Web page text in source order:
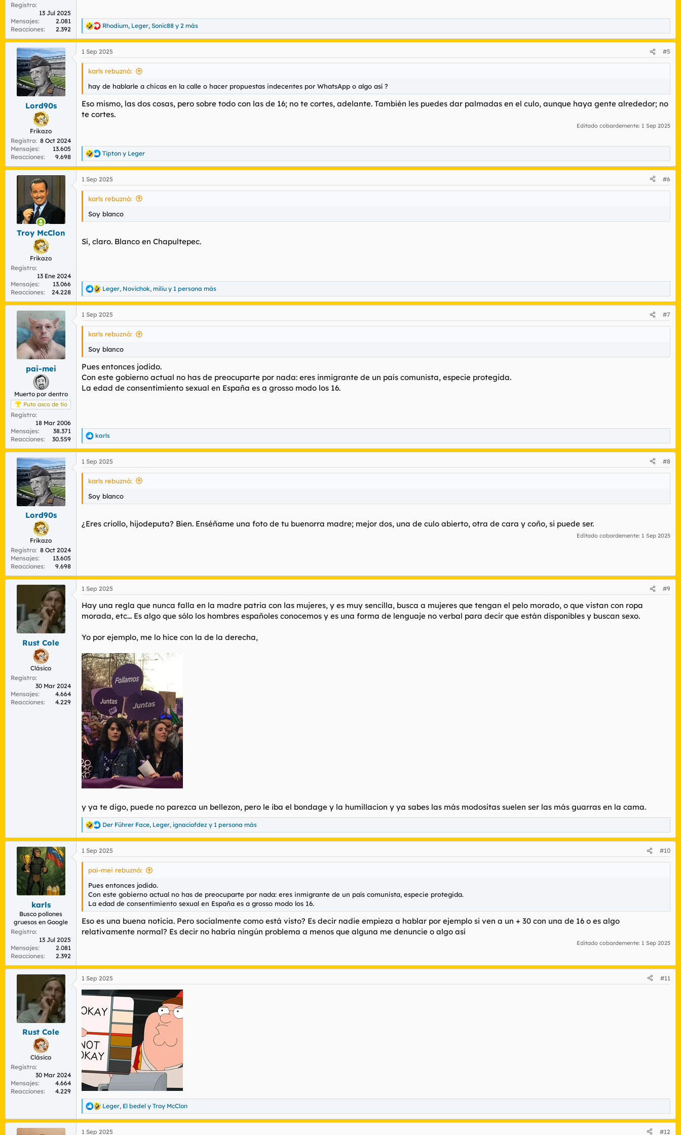
Registro
13 Jul 2025
Mensajes
2.081
Reacciones
2.392
R
e
a
c
c
e
s
Rhodium, Leger, Sonic88 y 2 más
Lord90s
Frikazo
Registro 8 Oct 2024
Mensajes
13.605
Reacciones
9.698
1 Sep 2025 #5
karls rebuznó:
hay de hablarle a chicas en la calle o hacer propuestas indecentes por WhatsApp o algo así ?
Eso mismo, las dos cosas, pero sobre todo con las de 16; no te cortes, adelante. También les puedes dar palmadas en el culo, aunque haya gente alrededor; no
te cortes.
Editado cobardemente: 1 Sep 2025
R
e
a
c
c
e
:
Tipton y Leger
Troy McClon
Frikazo
Registro
13 Ene 2024
Mensajes
13.066
Reacciones
24.228
1 Sep 2025 #6
karls rebuznó:
Soy blanco
Sí, claro. Blanco en Chapultepec.
R
e
a
c
c
e
s
:
Leger, Novichok, miliu y 1 persona más
pai-mei
Muerto por dentro
Puto asco de tío
Registro
18 Mar 2006
Mensajes
38.371
Reacciones
30.559
1 Sep 2025 #7
karls rebuznó:
Soy blanco
Pues entonces jodido.
Con este gobierno actual no has de preocuparte por nada: eres inmigrante de un país comunista, especie protegida.
La edad de consentimiento sexual en España es a grosso modo los 16.
R
e
a
c
c
e
:
karls
Lord90s
Frikazo
Registro 8 Oct 2024
Mensajes
13.605
Reacciones
9.698
1 Sep 2025 #8
karls rebuznó:
Soy blanco
¿Eres criollo, hijodeputa? Bien. Enséñame una foto de tu buenorra madre; mejor dos, una de culo abierto, otra de cara y coño, si puede ser.
Editado cobardemente: 1 Sep 2025
Rust Cole
Clásico
Registro
30 Mar 2024
Mensajes
4.664
Reacciones
4.229
1 Sep 2025 #9
Hay una regla que nunca falla en la madre patria con las mujeres, y es muy sencilla, busca a mujeres que tengan el pelo morado, o que vistan con ropa
morada, etc... Es algo que sólo los hombres españoles conocemos y es una forma de lenguaje no verbal para decir que están disponibles y buscan sexo.
Yo por ejemplo, me lo hice con la de la derecha,
y ya te digo, puede no parezca un bellezon, pero le iba el bondage y la humillacion y ya sabes las más modositas suelen ser las más guarras en la cama.
R
e
a
c
c
e
Der Führer Face, Leger, ignaciofdez y 1 persona más
karls
Busco pollones
gruesos en Google
Registro
13 Jul 2025
Mensajes
2.081
Reacciones
2.392
1 Sep 2025 #10
pai-mei rebuznó:
Pues entonces jodido.
Con este gobierno actual no has de preocuparte por nada: eres inmigrante de un país comunista, especie protegida.
La edad de consentimiento sexual en España es a grosso modo los 16.
Eso es una buena noticia. Pero socialmente como está visto? Es decir nadie empieza a hablar por ejemplo si ven a un + 30 con una de 16 o es algo
relativamente normal? Es decir no habría ningún problema a menos que alguna me denuncie o algo así
Editado cobardemente: 1 Sep 2025
Rust Cole
Clásico
Registro
30 Mar 2024
Mensajes
4.664
Reacciones
4.229
1 Sep 2025 #11
R
e
a
c
Leger, El bedel y Troy McClon
1 Sep 2025 #12